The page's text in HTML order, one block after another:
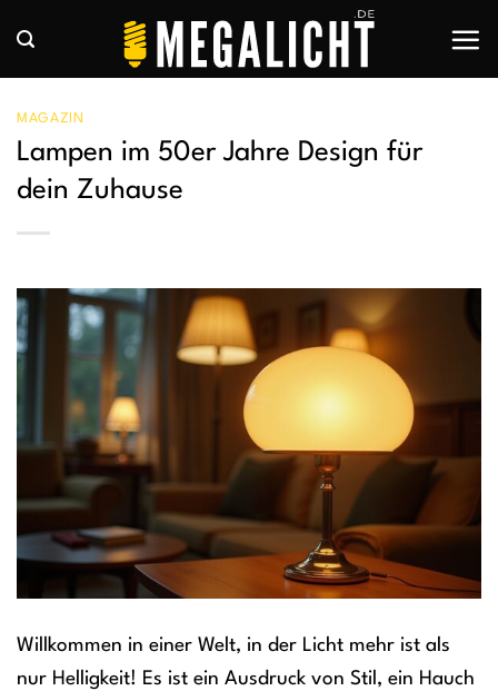
Inhalt
springen
MAGAZIN
Lampen im 50er Jahre Design für
dein Zuhause
Willkommen in einer Welt, in der Licht mehr ist als
nur Helligkeit! Es ist ein Ausdruck von Stil, ein Hauch